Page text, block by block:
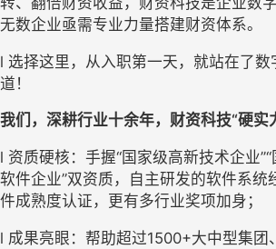
无数企业亟需专业力量搭建财资体系。
l 选择这里，从入职第一天 ， 就站在了数
道！
我们 ，深耕行业十余年，财资科技“硬实
l 资质硬核 ：手握“国家级高新技术企业
软件企业”双资质 ， 自主研发的软件系统
件成熟度认证， 更有多行业奖项加身 ；
l 成果亮眼 ： 帮助超过1500+大中型集团 、